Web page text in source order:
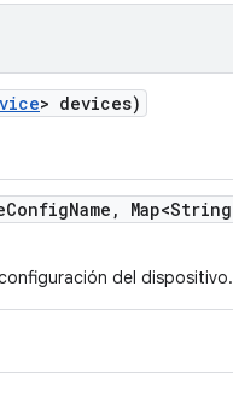
> devices)
ConfigName , Map<String
del dispositivo.